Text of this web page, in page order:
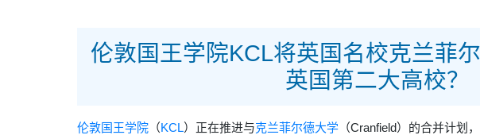
伦敦国王学院KCL将英国名校克兰菲
英国第二大高校？
伦敦国王学院 （KCL）正在推进与克兰菲尔德大学 （Cranfield）的合并计划